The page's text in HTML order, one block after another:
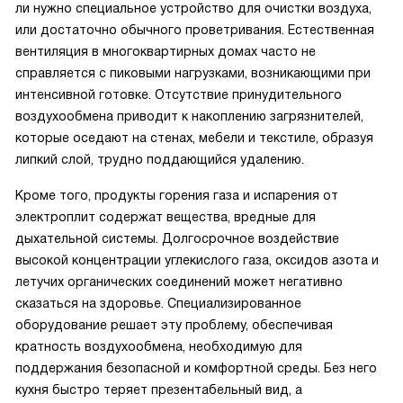
ли нужно специальное устройство для очистки воздуха,
или достаточно обычного проветривания. Естественная
вентиляция в многоквартирных домах часто не
справляется с пиковыми нагрузками, возникающими при
интенсивной готовке. Отсутствие принудительного
воздухообмена приводит к накоплению загрязнителей,
которые оседают на стенах, мебели и текстиле, образуя
липкий слой, трудно поддающийся удалению.
Кроме того, продукты горения газа и испарения от
электроплит содержат вещества, вредные для
дыхательной системы. Долгосрочное воздействие
высокой концентрации углекислого газа, оксидов азота и
летучих органических соединений может негативно
сказаться на здоровье. Специализированное
оборудование решает эту проблему, обеспечивая
кратность воздухообмена, необходимую для
поддержания безопасной и комфортной среды. Без него
кухня быстро теряет презентабельный вид, а